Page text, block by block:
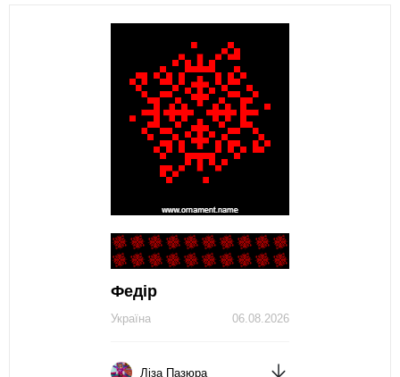
Федір
06.08.2026
Україна
Ліза Пазюра